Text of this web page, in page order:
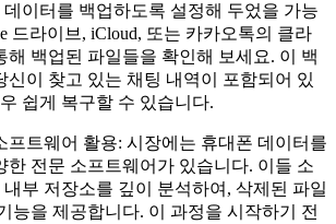
이터를 백업하도록 설정해 두었을 가능
드라이브, iCloud, 또는 카카오톡의 클라
해 백업된 파일들을 확인해 보세요. 이 백
신이 찾고 있는 채팅 내역이 포함되어 있
쉽게 복구할 수 있습니다.
프트웨어 활용: 시장에는 휴대폰 데이터를
한 전문 소프트웨어가 있습니다. 이들 소
부 저장소를 깊이 분석하여, 삭제된 파일
능을 제공합니다. 이 과정을 시작하기 전